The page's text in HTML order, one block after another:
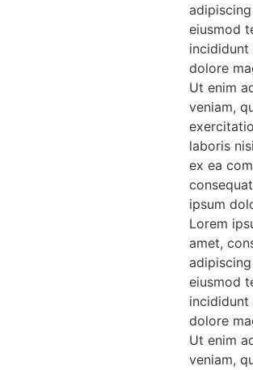
eiusmod
incididunt
dolore
Ut enim
veniam,
laboris
ex ea
ipsum
Lorem
amet,
eiusmod
dolore
Ut enim
veniam,